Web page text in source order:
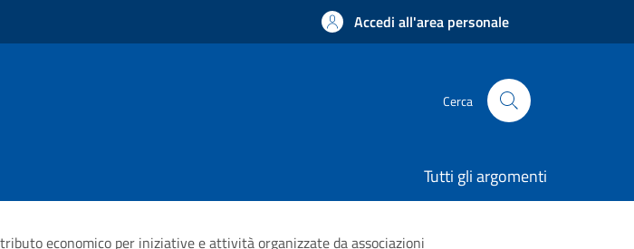
Accedi all'area personale
Cerca
Tutti gli argomenti
economico per iniziative e attività organizzate da associazioni